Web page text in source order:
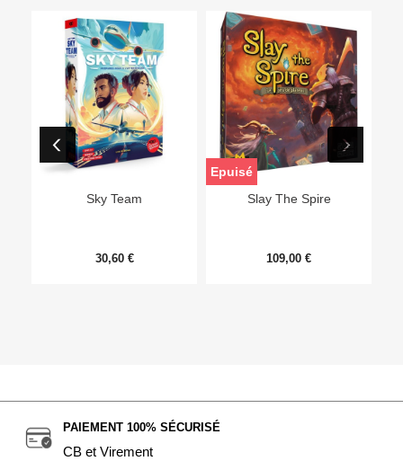
Sky Team
30,60 €
Slay The Spire
109,00 €
Epuisé
PAIEMENT 100% SÉCURISÉ
CB et Virement